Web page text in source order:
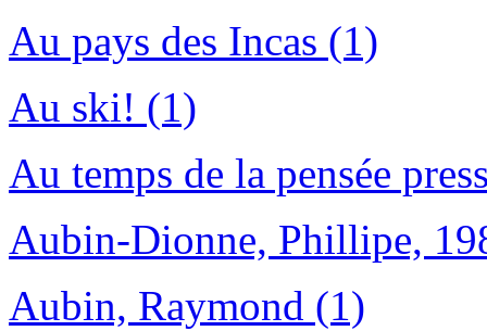
Au pays des Incas (1)
Au ski! (1)
Au temps de la pensée
Aubin-Dionne, Phillipe,
Aubin, Raymond (1)